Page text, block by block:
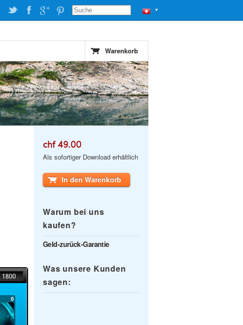
▼
Warenkorb
chf 49.00
Als sofortiger Download erhältlich
In den Warenkorb
Warum bei uns
kaufen?
Geld-zurück-Garantie
Was unsere Kunden
sagen: